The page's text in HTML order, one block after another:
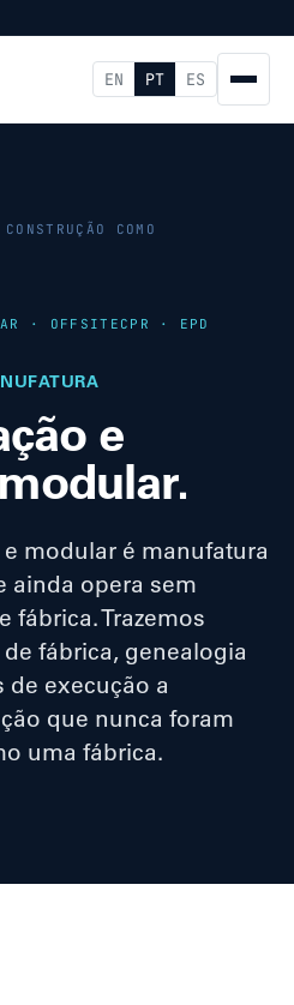
EN PT ES
CONSTRUÇÃO COMO
· OFFSITE CPR · EPD
e
modular é manufatura
ainda opera sem
fábrica. Trazemos
fábrica, genealogia
execução a
que nunca foram
uma fábrica.